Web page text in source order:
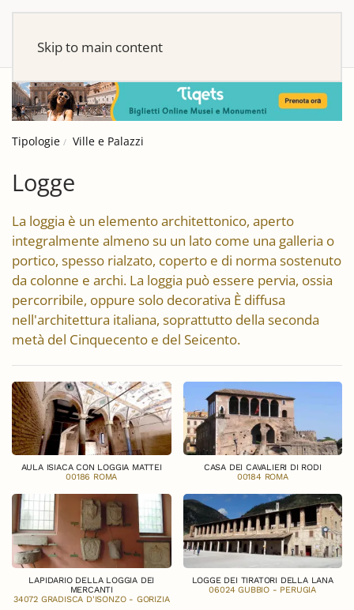
Skip to main content
Tipologie Ville e Palazzi
Logge
La loggia è un elemento architettonico, aperto
integralmente almeno su un lato come una galleria o
portico, spesso rialzato, coperto e di norma sostenuto
da colonne e archi. La loggia può essere pervia, ossia
percorribile, oppure solo decorativa È diffusa
nell'architettura italiana, soprattutto della seconda
metà del Cinquecento e del Seicento.
AULA ISIACA CON LOGGIA MATTEI
00186 ROMA
CASA DEI CAVALIERI DI RODI
00184 ROMA
LAPIDARIO DELLA LOGGIA DEI
MERCANTI
34072 GRADISCA D'ISONZO - GORIZIA
LOGGE DEI TIRATORI DELLA LANA
06024 GUBBIO - PERUGIA